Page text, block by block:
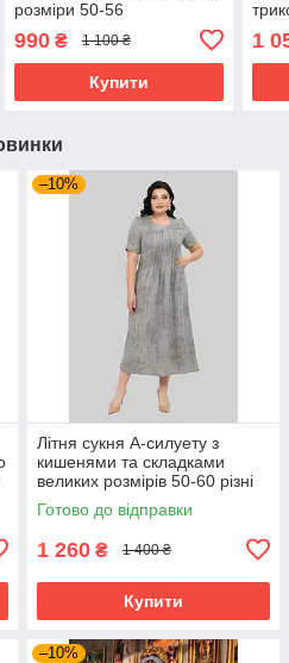
розміри 50-56
990₴ 1 100 ₴
Купити
1
–10%
Літня сукня А-силуету з
кишенями та складками
великих розмірів 50-60 різні
кольори сіра
Готово до відправки
1 260 ₴ 1 400 ₴
Купити
–10%